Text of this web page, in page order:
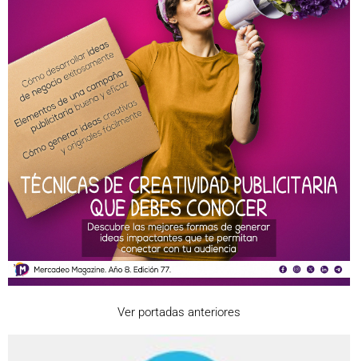
Ver portadas anteriores